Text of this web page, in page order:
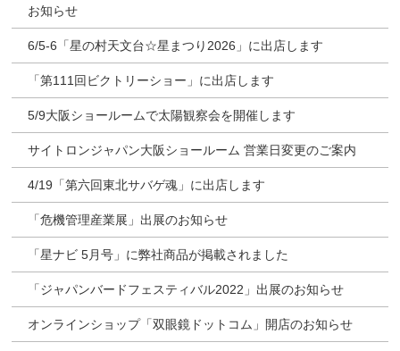
お知らせ
6/5‐6「星の村天文台☆星まつり2026」に出店します
「第111回ビクトリーショー」に出店します
5/9大阪ショールームで太陽観察会を開催します
サイトロンジャパン大阪ショールーム 営業日変更のご案内
4/19「第六回東北サバゲ魂」に出店します
「危機管理産業展」出展のお知らせ
「星ナビ 5月号」に弊社商品が掲載されました
「ジャパンバードフェスティバル2022」出展のお知らせ
オンラインショップ「双眼鏡ドットコム」開店のお知らせ